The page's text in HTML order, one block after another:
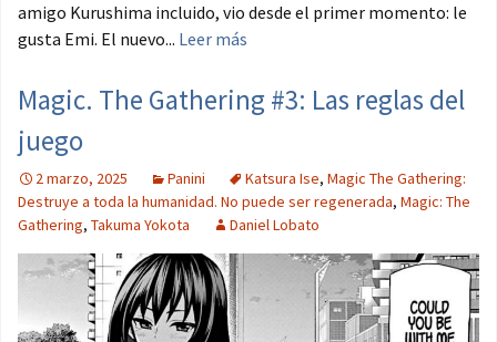
amigo Kurushima incluido, vio desde el primer momento: le
gusta Emi. El nuevo... Leer más
Magic. The Gathering #3: Las reglas del
juego
2 marzo, 2025 Panini Katsura Ise, Magic The Gathering:
Destruye a toda la humanidad. No puede ser regenerada, Magic: The
Gathering, Takuma Yokota Daniel Lobato